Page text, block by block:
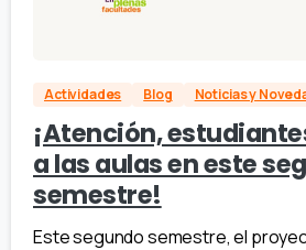
Actividades Blog Noticias y
¡Atención,
a las aulas en este
semestre!
Este segundo semestre, el